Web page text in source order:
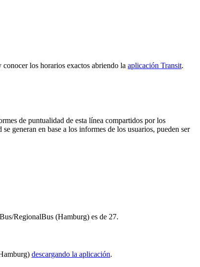
los horarios exactos abriendo la aplicación Transit.
de puntualidad de esta línea compartidos por los
generan en base a los informes de los usuarios, pueden ser
RegionalBus (Hamburg) es de 27.
descargando la aplicación.